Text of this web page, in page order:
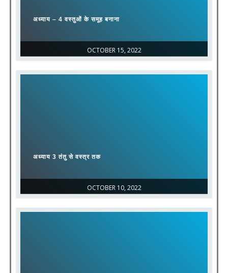
OCTOBER 15, 2022
अध्याय – 4 वस्तुओं के समूह बनाना
OCTOBER 10, 2022
अध्याय 3 तंतु से वस्त्र तक